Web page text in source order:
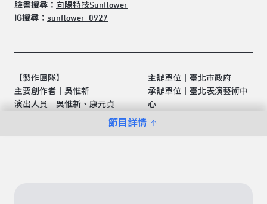
節目詳情
臉書搜尋： 向陽特技Sunflower
IG搜尋： sunflower_0927
【製作團隊】
主要創作者｜吳惟新
演出人員｜吳惟新、康元貞
主辦單位｜臺北市政府
承辦單位｜臺北表演藝術中
心